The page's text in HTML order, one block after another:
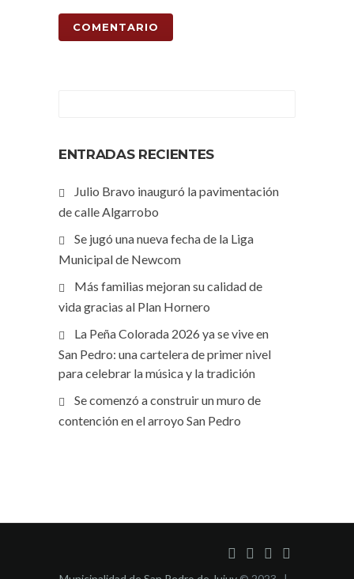
ENTRADAS RECIENTES
Julio Bravo inauguró la pavimentación
de calle Algarrobo
Se jugó una nueva fecha de la Liga
Municipal de Newcom
Más familias mejoran su calidad de
vida gracias al Plan Hornero
La Peña Colorada 2026 ya se vive en
San Pedro: una cartelera de primer nivel
para celebrar la música y la tradición
Se comenzó a construir un muro de
contención en el arroyo San Pedro